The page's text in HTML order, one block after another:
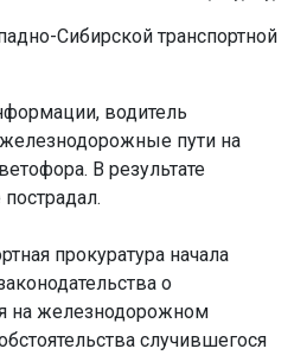
Сибирской транспортной
водитель
пути на
В результате
прокуратура начала
о
на железнодорожном
случившегося